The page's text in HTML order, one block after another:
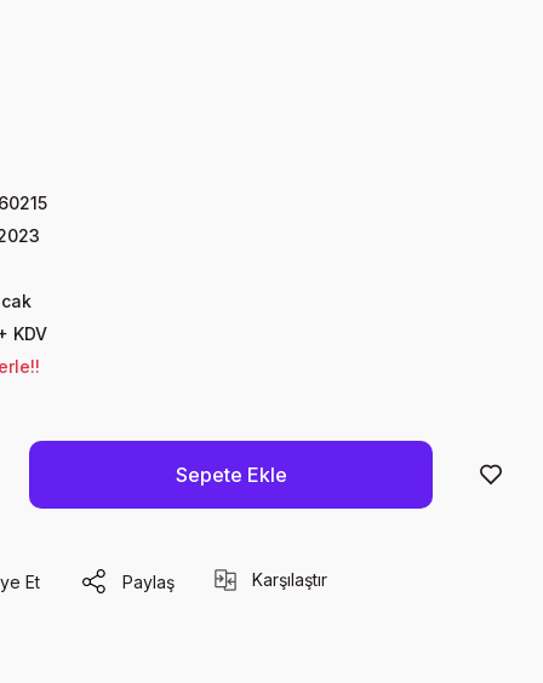
KDV
Sepete Ekle
Et Paylaş Karşılaştır